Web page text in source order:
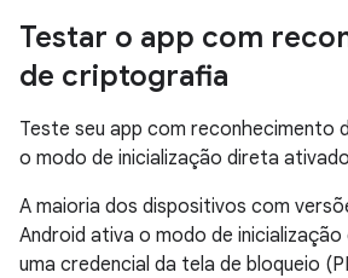
Testar o app com
de criptografia
Teste seu app com reconhecimento
o modo de inicialização direta
A maioria dos dispositivos com
Android ativa o modo de
uma credencial da tela de bloqueio